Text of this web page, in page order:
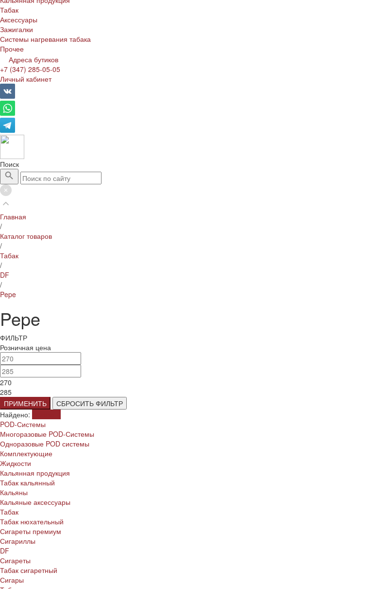
Табак
Аксессуары
Зажигалки
Системы нагревания табака
Прочее
Адреса бутиков
+7 (347) 285-05-05
Личный кабинет
Поиск
Главная
/
Каталог товаров
/
Табак
/
DF
/
Pepe
Pepe
ФИЛЬТР
Розничная цена
270
285
ПРИМЕНИТЬ
СБРОСИТЬ ФИЛЬТР
Найдено:
POD-Системы
Многоразовые POD-Системы
Одноразовые POD системы
Комплектующие
Жидкости
Кальянная продукция
Табак кальянный
Кальяны
Кальяные аксессуары
Табак
Табак нюхательный
Сигареты премиум
Сигариллы
DF
Сигареты
Табак сигаретный
Сигары